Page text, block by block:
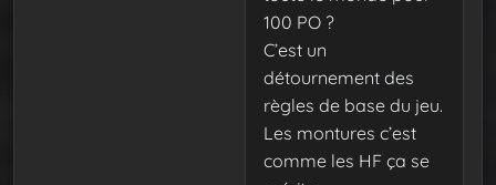
100 PO ?
C’est un
détournement des
règles de base du jeu.
Les montures c’est
comme les HF ça se